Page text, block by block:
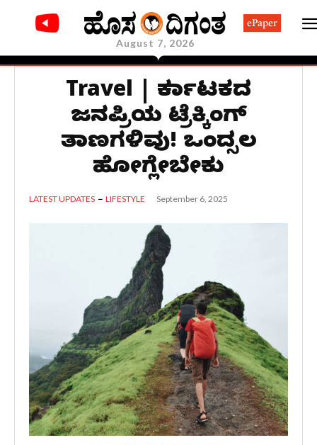
August 7, 2026
ePaper
Travel | ಕರ್ನಾಟಕದ
ಜನಪ್ರಿಯ ಟ್ರೆಕ್ಕಿಂಗ್
ತಾಣಗಳಿವು! ಒಂದ್ಸಲ
ಹೋಗ್ಲೇಬೇಕು
LATEST UPDATES LIFESTYLE September 6, 2025